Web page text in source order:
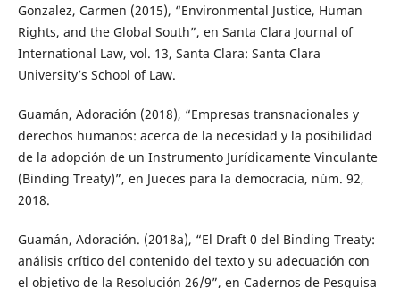
Gonzalez, Carmen (2015), “Environmental Justice, Human
Rights, and the Global South”, en Santa Clara Journal of
International Law, vol. 13, Santa Clara: Santa Clara
University’s School of Law.
Guamán, Adoración (2018), “Empresas transnacionales y
derechos humanos: acerca de la necesidad y la posibilidad
de la adopción de un Instrumento Jurídicamente Vinculante
(Binding Treaty)”, en Jueces para la democracia, núm. 92,
2018.
Guamán, Adoración. (2018a), “El Draft 0 del Binding Treaty:
análisis crítico del contenido del texto y su adecuación con
el objetivo de la Resolución 26/9”, en Cadernos de Pesquisa